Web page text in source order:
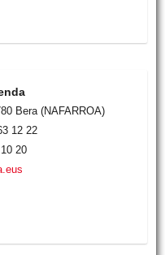
Bera (NAFARROA)
12 22
20